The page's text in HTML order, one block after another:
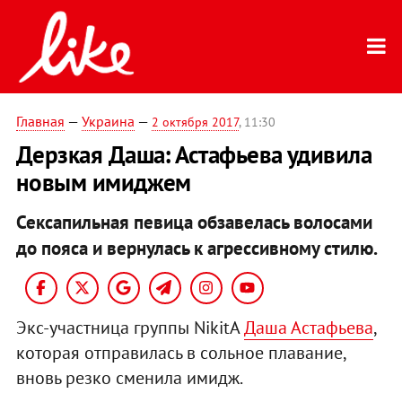
Главная — Украина — 2 октября 2017, 11:30
Дерзкая Даша: Астафьева удивила
новым имиджем
Сексапильная певица обзавелась волосами
до пояса и вернулась к агрессивному стилю.
Экс-участница группы NikitAДаша Астафьева,
которая отправилась в сольное плавание,
вновь резко сменила имидж.